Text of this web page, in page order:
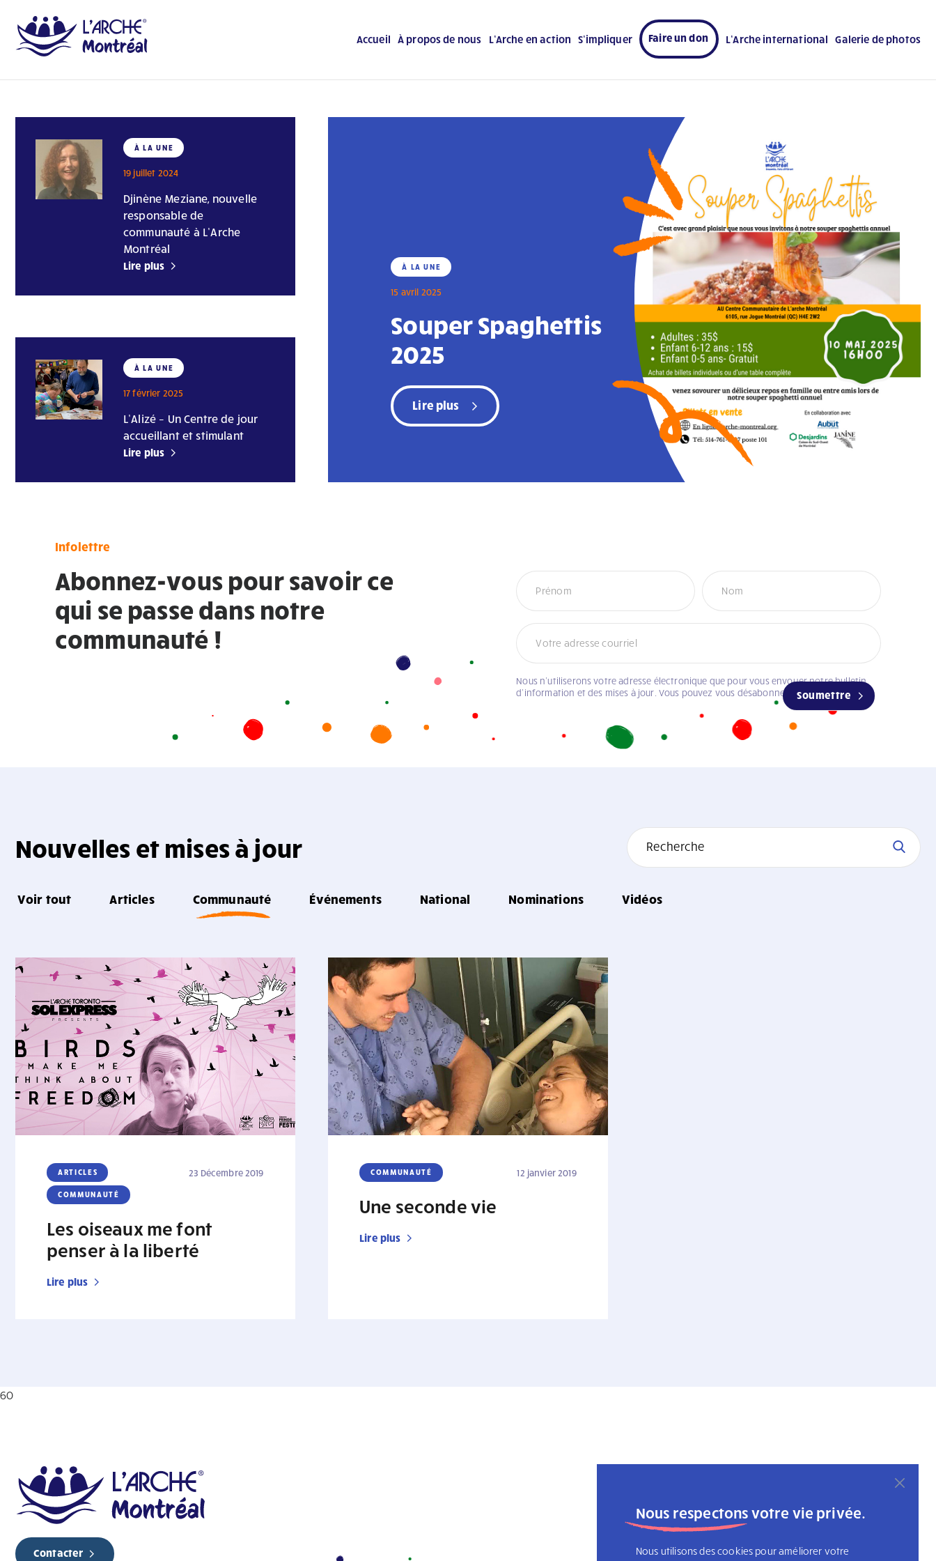
Nous respectons votre vie privée.
Nous utilisons des cookies pour améliorer votre
Accueil À propos de nous L’Arche en action S’impliquer Faire un don L’Arche international Galerie de photos
À LA UNE
19 juillet 2024
Djinène Meziane, nouvelle
responsable de
communauté à L’Arche
Montréal
Lire plus
À LA UNE
17 février 2025
L’Alizé – Un Centre de jour
accueillant et stimulant
Lire plus
À LA UNE
15 avril 2025
Souper Spaghettis
2025
Lire plus
Infolettre
Abonnez-vous pour savoir ce
qui se passe dans notre
communauté !
Infolettre
Soumettre
Nous n’utiliserons votre adresse électronique que pour vous envoyer notre bulletin
d’information et des mises à jour. Vous pouvez vous désabonner à tout moment.
Nouvelles et mises à jour
Voir tout Articles Communauté Événements National Nominations Vidéos
ARTICLES
COMMUNAUTÉ
23 Décembre 2019
Les oiseaux me font
penser à la liberté
Lire plus
COMMUNAUTÉ 12 janvier 2019
Une seconde vie
Lire plus
60
Contacter